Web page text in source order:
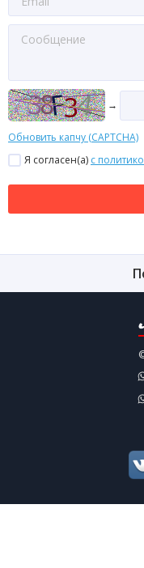
→
Обновить капчу (CAPTCHA)
Я согласен(a) с